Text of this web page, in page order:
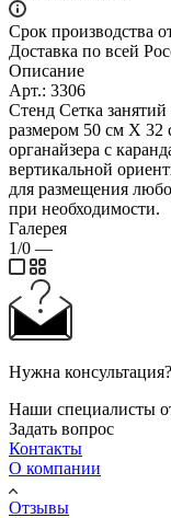
Срок производства
Доставка по всей
Описание
Арт.: 3306
Стенд Сетка
размером 50 см Х 32
органайзера с
вертикальной
для размещения
при необходимости.
Галерея
1/0 —
Нужна консультация?
Наши специалисты
Задать вопрос
Контакты
О компании
Отзывы